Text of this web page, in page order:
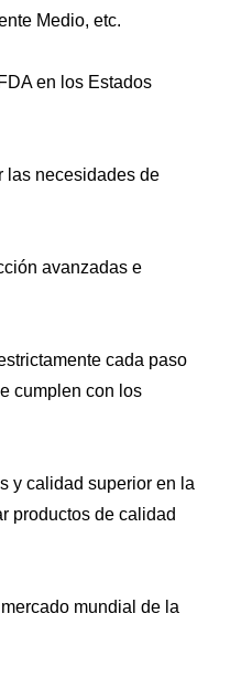
Medio, etc.
en los Estados
las necesidades de
avanzadas e
cada paso
cumplen con los
y calidad superior en la
productos de calidad
mundial de la